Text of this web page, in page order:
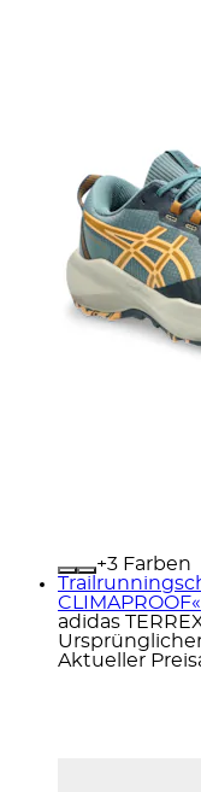
+
Farben
CLIMAPROOF«
adidas
Aktueller Preis